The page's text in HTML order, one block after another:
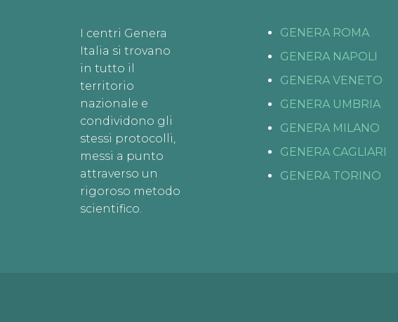
I centri Genera
Italia si trovano
in tutto il
territorio
nazionale e
condividono gli
stessi protocolli,
messi a punto
attraverso un
rigoroso metodo
scientifico.
GENERA ROMA
GENERA NAPOLI
GENERA VENETO
GENERA UMBRIA
GENERA MILANO
GENERA CAGLIARI
GENERA TORINO